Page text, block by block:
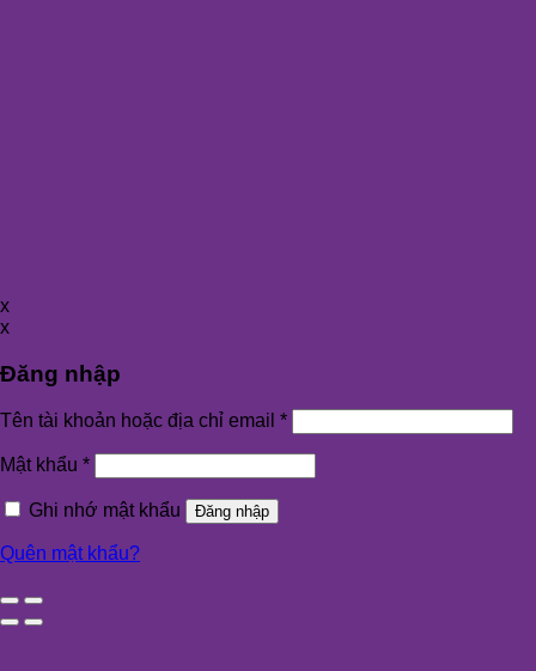
x
x
Đăng nhập
Tên tài khoản hoặc địa chỉ email *
Mật khẩu *
Ghi nhớ mật khẩu Đăng nhập
Quên mật khẩu?